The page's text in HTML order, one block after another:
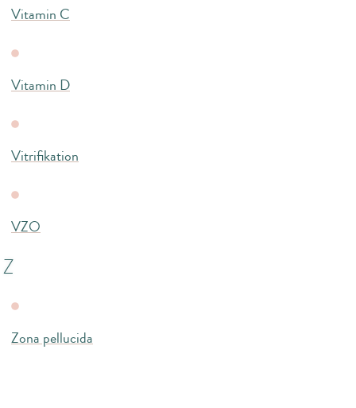
Vitamin C
Vitamin D
Vitrifikation
VZO
Z
Zona pellucida